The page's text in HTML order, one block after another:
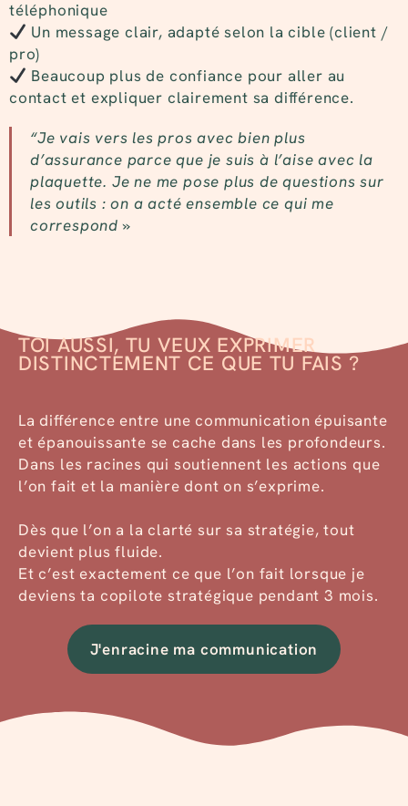
téléphonique
Un message clair, adapté selon la cible (client /
pro)
Beaucoup plus de confiance pour aller au
contact et expliquer clairement sa différence.
“Je vais vers les pros avec bien plus
d’assurance parce que je suis à l’aise avec la
plaquette. Je ne me pose plus de questions sur
les outils : on a acté ensemble ce qui me
correspond »
TOI AUSSI, TU VEUX EXPRIMER
DISTINCTEMENT CE QUE TU FAIS ?
La différence entre une communication épuisante
et épanouissante se cache dans les profondeurs.
Dans les racines qui soutiennent les actions que
l’on fait et la manière dont on s’exprime.
Dès que l’on a la clarté sur sa stratégie, tout
devient plus fluide.
Et c’est exactement ce que l’on fait lorsque je
deviens ta copilote stratégique pendant 3 mois.
J'enracine ma communication